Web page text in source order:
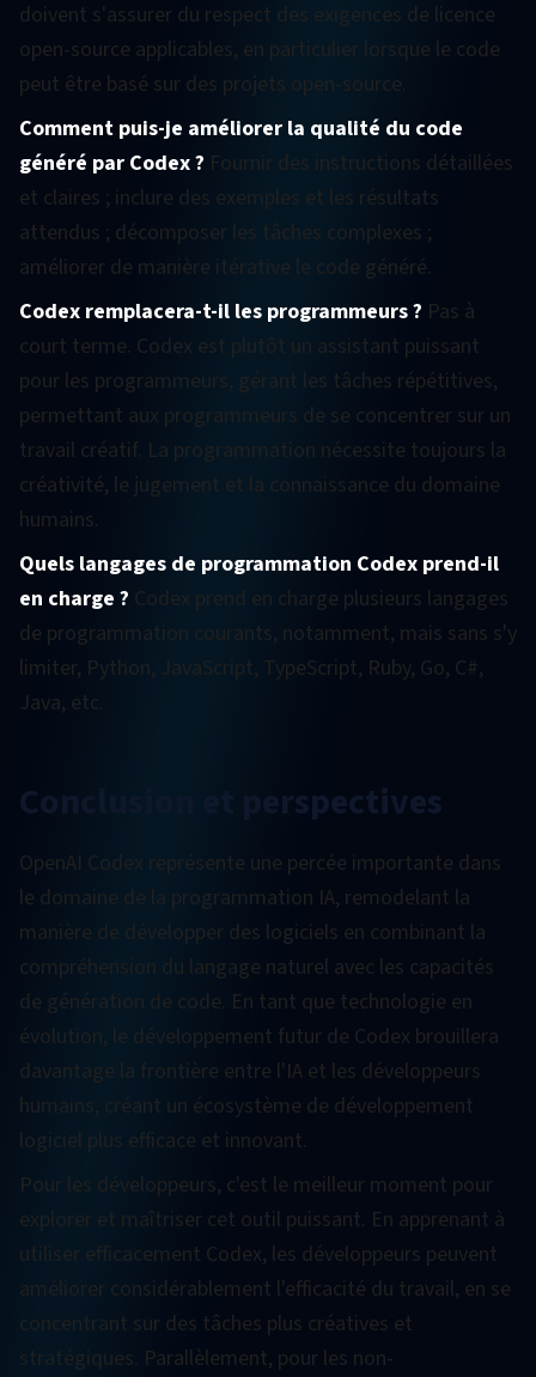
doivent s'assurer du respect des exigences de licence
open-source applicables, en particulier lorsque le code
peut être basé sur des projets open-source.
Comment puis-je améliorer la qualité du code
généré par Codex ? Fournir des instructions détaillées
et claires ; inclure des exemples et les résultats
attendus ; décomposer les tâches complexes ;
améliorer de manière itérative le code généré.
Codex remplacera-t-il les programmeurs ? Pas à
court terme. Codex est plutôt un assistant puissant
pour les programmeurs, gérant les tâches répétitives,
permettant aux programmeurs de se concentrer sur un
travail créatif. La programmation nécessite toujours la
créativité, le jugement et la connaissance du domaine
humains.
Quels langages de programmation Codex prend-il
en charge ? Codex prend en charge plusieurs langages
de programmation courants, notamment, mais sans s'y
limiter, Python, JavaScript, TypeScript, Ruby, Go, C#,
Java, etc.
Conclusion et perspectives
OpenAI Codex représente une percée importante dans
le domaine de la programmation IA, remodelant la
manière de développer des logiciels en combinant la
compréhension du langage naturel avec les capacités
de génération de code. En tant que technologie en
évolution, le développement futur de Codex brouillera
davantage la frontière entre l'IA et les développeurs
humains, créant un écosystème de développement
logiciel plus efficace et innovant.
Pour les développeurs, c'est le meilleur moment pour
explorer et maîtriser cet outil puissant. En apprenant à
utiliser efficacement Codex, les développeurs peuvent
améliorer considérablement l'efficacité du travail, en se
concentrant sur des tâches plus créatives et
stratégiques. Parallèlement, pour les non-